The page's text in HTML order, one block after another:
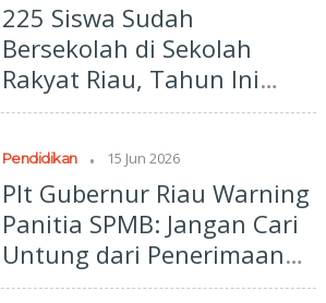
225 Siswa Sudah
Bersekolah di Sekolah
Rakyat Riau, Tahun Ini
Kuansing Tambah Satu
Pendidikan . 15 Jun 2026
Plt Gubernur Riau Warning
Panitia SPMB: Jangan Cari
Untung dari Penerimaan
Siswa Baru